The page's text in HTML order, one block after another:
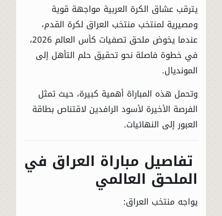
يترقب عشاق الكرة العربية مواجهة قوية
ومصيرية لمنتخب منتخب العراق لكرة القدم،
عندما يخوض ملحق تصفيات كأس العالم 2026،
في خطوة فاصلة نحو تحقيق حلم التأهل إلى
المونديال.
وتحمل هذه المباراة أهمية كبيرة، حيث تمثل
الفرصة الأخيرة لأسود الرافدين لاقتناص بطاقة
العبور إلى النهائيات.
تفاصيل مباراة العراق في
الملحق العالمي
يواجه منتخب العراق: